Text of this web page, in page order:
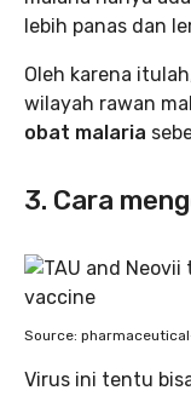
lebih panas dan
Oleh karena
wilayah rawan
obat malaria
3. Cara
Source:
Virus ini tentu